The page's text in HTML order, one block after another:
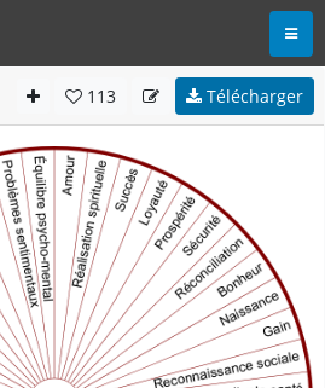
113 Télécharger